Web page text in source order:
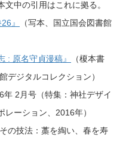
中の引用はこれに拠る。
』
（写本、国立国会図書館
: 原名守貞漫稿』
（榎本書
デジタルコレクション）
2月号（特集：神社デザイ
レーション、2016年）
の技法：藁を綯い、春を寿